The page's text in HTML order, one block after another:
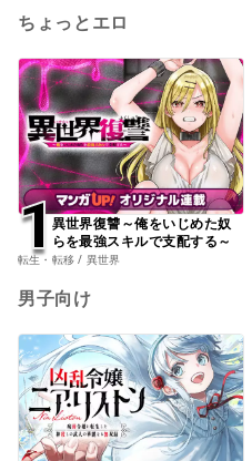
ちょっとエロ
1
1異世界復讐～俺をいじめた奴
らを最強スキルで支配する～
転生・転移 / 異世界
男子向け